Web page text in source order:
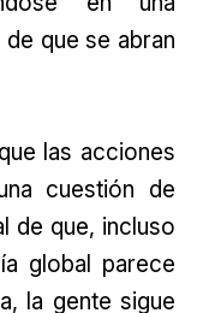
que se abran
las acciones
cuestión de
de que, incluso
global parece
la gente sigue